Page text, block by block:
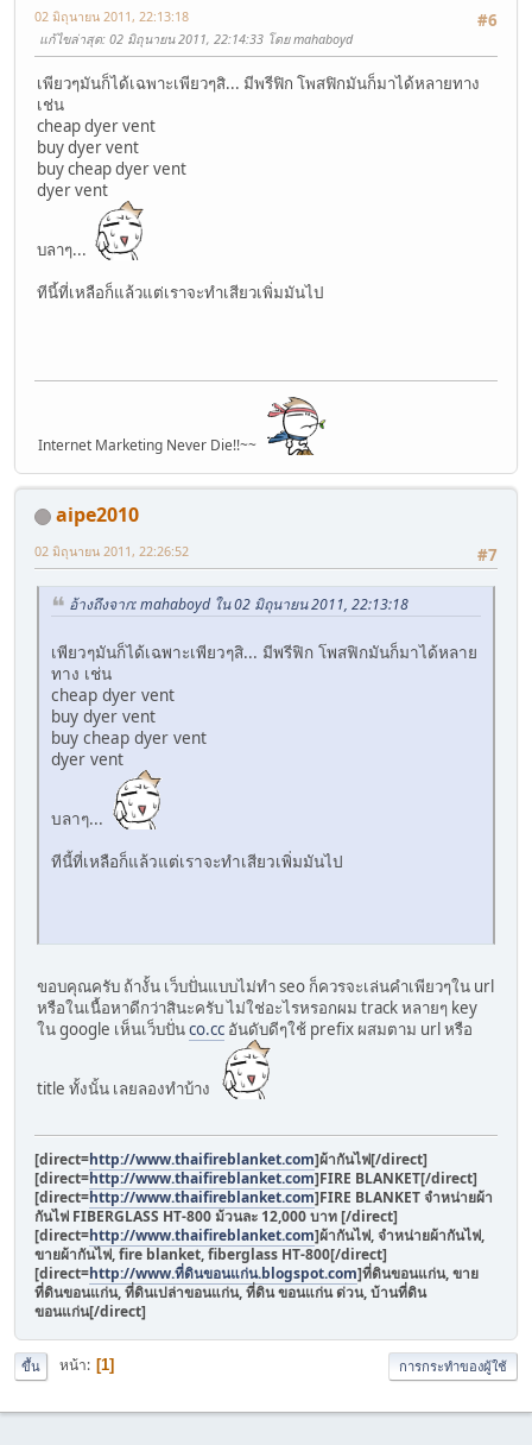
#6
02 มิถุนายน 2011, 22:13:18
แก้ไขล่าสุด: 02 มิถุนายน 2011, 22:14:33 โดย mahaboyd
เพียวๆมันก็ได้เฉพาะเพียวๆสิ... มีพรีฟิก โพสฟิกมันก็มาได้หลายทาง
เช่น
cheap dyer vent
buy dyer vent
buy cheap dyer vent
dyer vent
บลาๆ...
ทีนี้ที่เหลือก็แล้วแต่เราจะทำเสียวเพิ่มมันไป
Internet Marketing Never Die!!~~
aipe2010
#7
02 มิถุนายน 2011, 22:26:52
อ้างถึงจาก: mahaboyd ใน 02 มิถุนายน 2011, 22:13:18
เพียวๆมันก็ได้เฉพาะเพียวๆสิ... มีพรีฟิก โพสฟิกมันก็มาได้หลาย
ทาง เช่น
cheap dyer vent
buy dyer vent
buy cheap dyer vent
dyer vent
บลาๆ...
ทีนี้ที่เหลือก็แล้วแต่เราจะทำเสียวเพิ่มมันไป
ขอบคุณครับ ถ้างั้น เว็บปั่นแบบไม่ทำ seo ก็ควรจะเล่นคำเพียวๆใน url
หรือในเนื้อหาดีกว่าสินะครับ ไม่ใช่อะไรหรอกผม track หลายๆ key
ใน google เห็นเว็บปั่นco.cc อันดับดีๆใช้ prefix ผสมตาม url หรือ
title ทั้งนั้น เลยลองทำบ้าง
[direct=http://www.thaifireblanket.com]ผ้ากันไฟ[/direct]
[direct=http://www.thaifireblanket.com]FIRE BLANKET[/direct]
[direct=http://www.thaifireblanket.com]FIRE BLANKET จำหน่ายผ้า
กันไฟ FIBERGLASS HT-800 ม้วนละ 12,000 บาท [/direct]
[direct=http://www.thaifireblanket.com]ผ้ากันไฟ, จำหน่ายผ้ากันไฟ,
ขายผ้ากันไฟ, fire blanket, fiberglass HT-800[/direct]
[direct=http://www.ที่ดินขอนแก่น.blogspot.com]ที่ดินขอนแก่น, ขาย
ที่ดินขอนแก่น, ที่ดินเปล่าขอนแก่น, ที่ดิน ขอนแก่น ด่วน, บ้านที่ดิน
ขอนแก่น[/direct]
ขึ้น หน้า 1 การกระทำของผู้ใช้